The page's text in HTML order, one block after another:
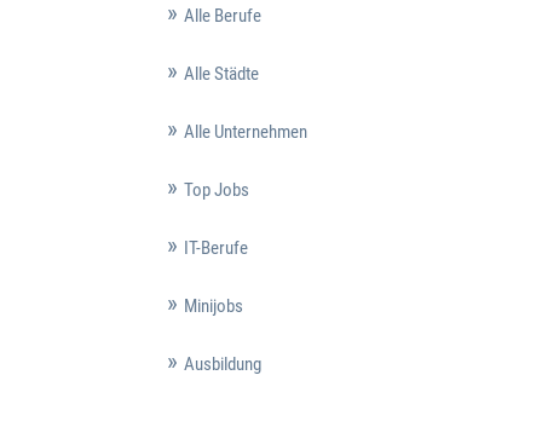
Alle Berufe
Alle Städte
Alle Unternehmen
Top Jobs
IT-Berufe
Minijobs
Ausbildung